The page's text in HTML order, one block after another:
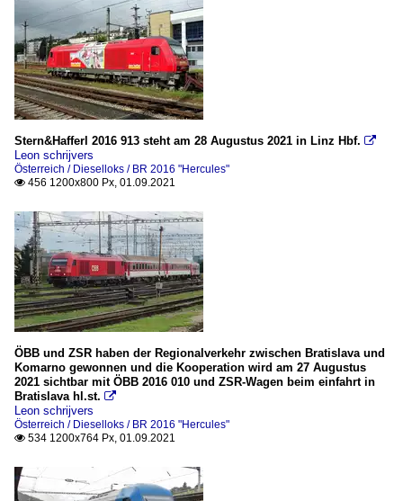
Stern&Hafferl 2016 913 steht am 28 Augustus 2021 in Linz Hbf. 
Leon schrijvers
Österreich / Dieselloks / BR 2016 "Hercules"
 456 1200x800 Px, 01.09.2021
ÖBB und ZSR haben der Regionalverkehr zwischen Bratislava und
Komarno gewonnen und die Kooperation wird am 27 Augustus
2021 sichtbar mit ÖBB 2016 010 und ZSR-Wagen beim einfahrt in
Bratislava hl.st. 
Leon schrijvers
Österreich / Dieselloks / BR 2016 "Hercules"
 534 1200x764 Px, 01.09.2021